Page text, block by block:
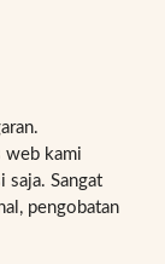
web kami
saja. Sangat
pengobatan